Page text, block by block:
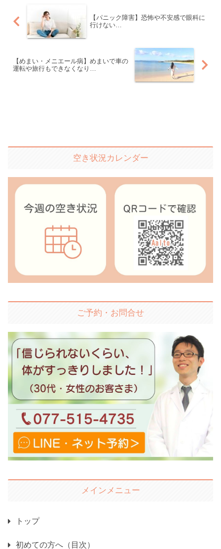
【パニック障害】恐怖や不安感で眼科に
行けない…
【めまい・メニエール病】めまいで車の
運転や旅行もできなくなり…
空き状況カレンダー
ご予約・お問合せ
メインメニュー
トップ
初めての方へ（目次）